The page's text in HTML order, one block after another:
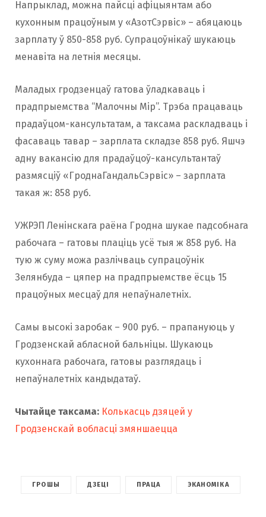
Напрыклад, можна пайсці афіцыянтам або
кухонным працоўным у «АзотСэрвіс» – абяцаюць
зарплату ў 850-858 руб. Супрацоўнікаў шукаюць
менавіта на летнія месяцы.
Маладых гродзенцаў гатова ўладкаваць і
прадпрыемства “Малочны Мір”. Трэба працаваць
прадаўцом-кансультатам, а таксама раскладваць і
фасаваць тавар – зарплата складзе 858 руб. Яшчэ
адну вакансію для прадаўцоў-кансультантаў
размясціў «ГроднаГандальСэрвіс» – зарплата
такая ж: 858 руб.
УЖРЭП Ленінскага раёна Гродна шукае падсобнага
рабочага – гатовы плаціць усё тыя ж 858 руб. На
тую ж суму можа разлічваць супрацоўнік
Зелянбуда – цяпер на прадпрыемстве ёсць 15
працоўных месцаў для непаўналетніх.
Самы высокі заробак – 900 руб. – прапануюць у
Гродзенскай абласной бальніцы. Шукаюць
кухоннага рабочага, гатовы разглядаць і
непаўналетніх кандыдатаў.
Чытайце таксама: Колькасць дзяцей у
Гродзенскай вобласці змяншаецца
ГРОШЫ ДЗЕЦІ ПРАЦА ЭКАНОМІКА